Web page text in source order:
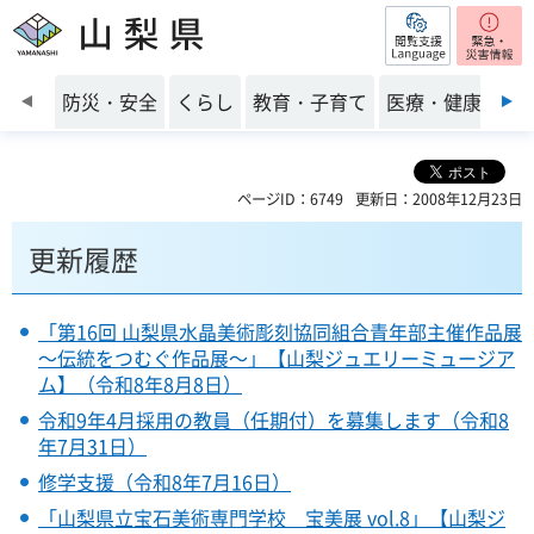
山梨県 閲覧支援
前のスライドを表示
防災・安全 くらし 教育・子育て 医療・健康・福
ページID：6749 更新日：2008年12月23日
更新履歴
「第16回 山梨県水晶美術彫刻協同組合青年部主催作品展
～伝統をつむぐ作品展～」【山梨ジュエリーミュージア
ム】（令和8年8月8日）
令和9年4月採用の教員（任期付）を募集します（令和8
年7月31日）
修学支援（令和8年7月16日）
「山梨県立宝石美術専門学校 宝美展 vol.8」【山梨ジ